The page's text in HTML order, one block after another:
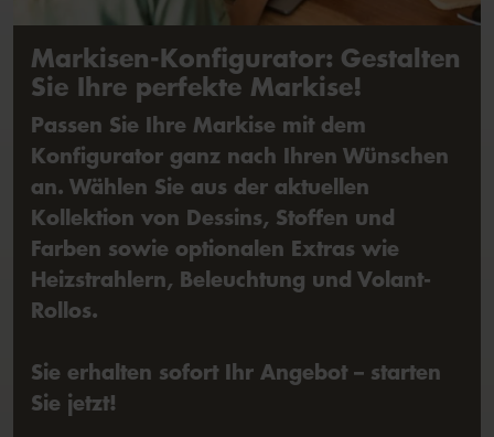
Markisen-Konfigurator: Gestalten
Sie Ihre perfekte Markise!
Passen Sie Ihre Markise mit dem
Konfigurator ganz nach Ihren Wünschen
an. Wählen Sie aus der aktuellen
Kollektion von Dessins, Stoffen und
Farben sowie optionalen Extras wie
Heizstrahlern, Beleuchtung und Volant-
Rollos.
Sie erhalten sofort Ihr Angebot – starten
Sie jetzt!